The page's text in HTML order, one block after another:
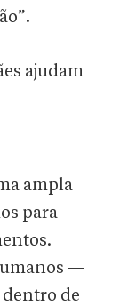
ajudam
ampla
para
—
de